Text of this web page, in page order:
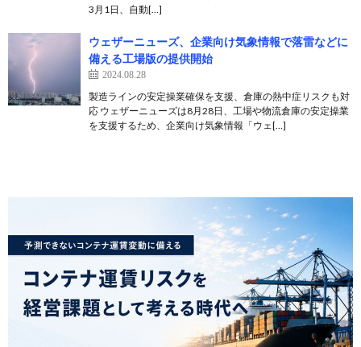
3月1日、自動[…]
ウェザーニューズ、企業向け気象情報で落雷などに
備える工場版の提供開始
2024.08.28
製造ラインの安定操業確保を支援、倉庫の熱中症リスクも対
応 ウェザーニューズは8月28日、工場や物流倉庫の安定操業
を支援するため、企業向け気象情報「ウェ[…]